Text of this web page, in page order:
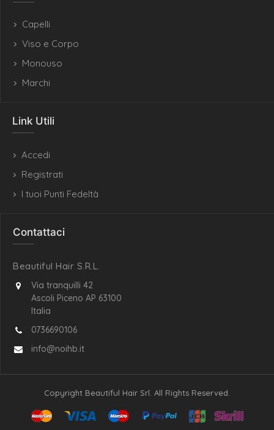
Capelli
Viso e Corpo
Monouso
Marchi
Link Utili
Accedi
Registrati
I tuoi Punti Fedeltà
Contattaci
Beautiful Hair S.R.L.
Via tranquilli 42
Ascoli Piceno AP 63100
Italia
0736690106
info@noihb.it
Copyright Beautiful Hair Srl. All Rights Reserved.